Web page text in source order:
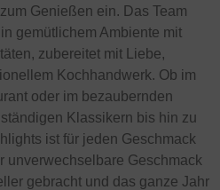
Genießen ein. Das Team
gemütlichem Ambiente mit
zubereitet mit Liebe,
Kochhandwerk. Ob im
oder im bezaubernden
Klassikern bis hin zu
ist für jeden Geschmack
unverwechselbare Geschmack
gebracht und das ganze Jahr